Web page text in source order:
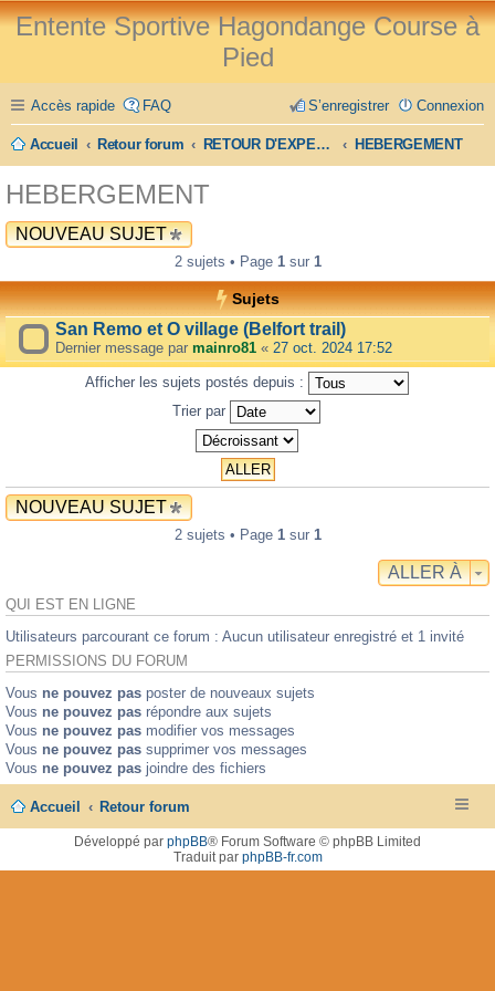
Entente Sportive Hagondange Course à
Pied
Accès rapide FAQ Connexion
S’enregistrer
Accueil Retour forum RETOUR D'EXPERIENCE HEBERGEMENT
HEBERGEMENT
NOUVEAU SUJET
2 sujets • Page 1sur 1
Sujets
San Remo et O village (Belfort trail)
Dernier message par mainro81 « 27 oct. 2024 17:52
Afficher les sujets postés depuis :
Trier par
NOUVEAU SUJET
2 sujets • Page 1sur 1
ALLER À
QUI EST EN LIGNE
Utilisateurs parcourant ce forum : Aucun utilisateur enregistré et 1 invité
PERMISSIONS DU FORUM
Vous ne pouvez pas poster de nouveaux sujets
Vous ne pouvez pas répondre aux sujets
Vous ne pouvez pas modifier vos messages
Vous ne pouvez pas supprimer vos messages
Vous ne pouvez pas joindre des fichiers
Accueil Retour forum
Développé par phpBB® Forum Software © phpBB Limited
Traduit par phpBB-fr.com